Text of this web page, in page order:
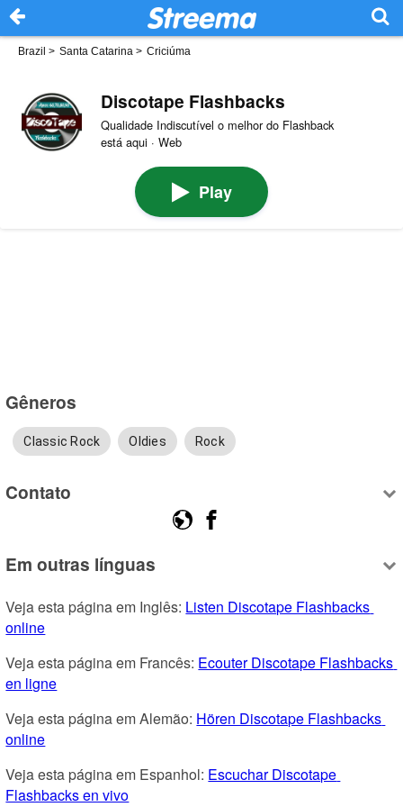
Brazil > Santa Catarina > Criciúma
Discotape Flashbacks
Qualidade Indiscutível o melhor do Flashback
está aqui · Web
Play
Gêneros
Classic Rock Oldies Rock
Contato
Em outras línguas
Veja esta página em Inglês: Listen Discotape Flashbacks
online
Veja esta página em Francês: Ecouter Discotape Flashbacks
en ligne
Veja esta página em Alemão: Hören Discotape Flashbacks
online
Veja esta página em Espanhol: Escuchar Discotape
Flashbacks en vivo